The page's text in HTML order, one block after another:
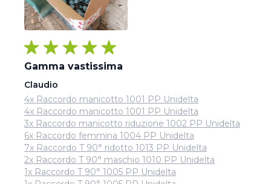
Gamma vastissima
Claudio
4x Raccordo manicotto 1001 PP Unidelta
4x Raccordo manicotto 1001 PP Unidelta
3x Raccordo manicotto riduzione 1002 PP Unidelta
6x Raccordo femmina 1004 PP Unidelta
7x Raccordo T 90° ridotto 1013 PP Unidelta
2x Raccordo T 90° maschio 1010 PP Unidelta
1x Raccordo T 90° 1005 PP Unidelta